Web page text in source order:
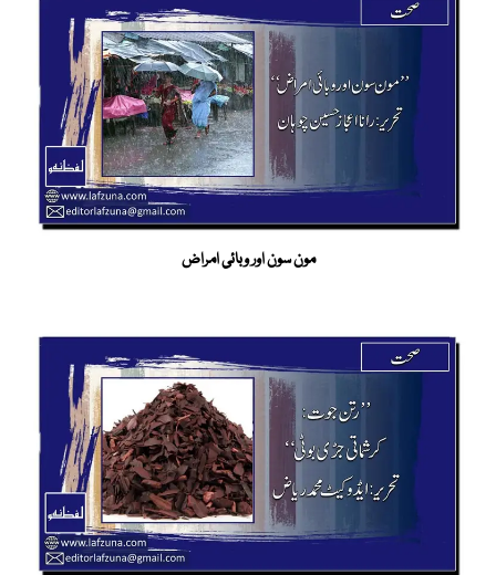
مون سون اور وبائی امراض